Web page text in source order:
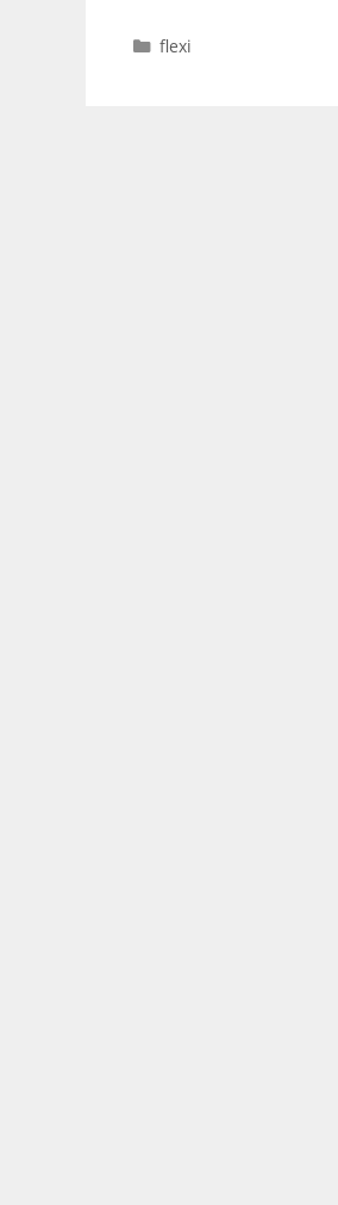
Categorías
flexi